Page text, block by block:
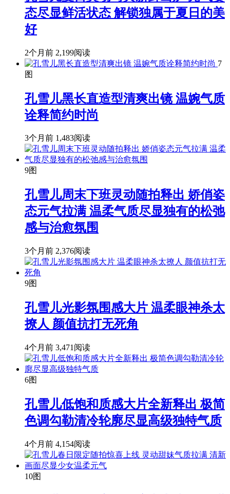
态尽显鲜活状态 解锁独属于夏日的美
好
2个月前 2,199阅读
7
图
孔雪儿黑长直造型清爽出镜 温婉气质
诠释简约时尚
3个月前 1,483阅读
9图
孔雪儿周末下班灵动随拍释出 娇俏姿
态元气拉满 温柔气质尽显独有的松弛
感与治愈氛围
3个月前 2,376阅读
9图
孔雪儿光影氛围感大片 温柔眼神杀太
撩人 颜值抗打无死角
4个月前 3,471阅读
6图
孔雪儿低饱和质感大片全新释出 极简
色调勾勒清冷轮廓尽显高级独特气质
4个月前 4,154阅读
10图